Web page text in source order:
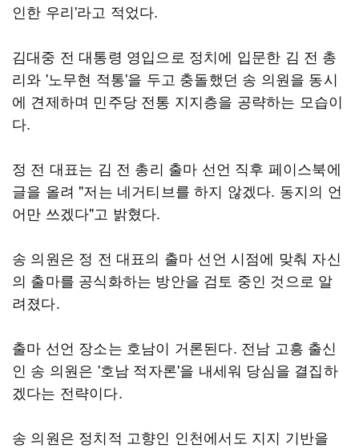
인한 우리'라고 적었다.
김대중 전 대통령 영입으로 정치에 입문한 김 전 총
리와 '노무현 적통'을 두고 충돌했던 송 의원을 동시
에 견제하며 민주당 전통 지지층을 공략하는 모습이
다.
정 전 대표는 김 전 총리 출마 선언 직후 페이스북에
글을 올려 "저는 네거티브를 하지 않겠다. 동지의 언
어만 쓰겠다"고 밝혔다.
송 의원은 정 전 대표의 출마 선언 시점에 맞춰 자신
의 출마를 공식화하는 방안을 검토 중인 것으로 알
려졌다.
출마 선언 장소는 호남이 거론된다. 전남 고흥 출신
인 송 의원은 '호남 적자론'을 내세워 당심을 결집하
겠다는 전략이다.
송 의원은 정치적 고향인 인천에서도 지지 기반을